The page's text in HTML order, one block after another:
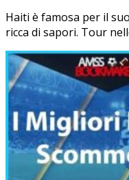
Haiti è famosa per il
ricca di sapori. Tour